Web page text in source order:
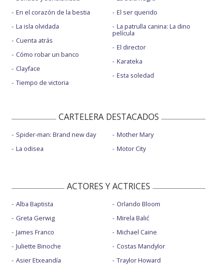
En el corazón de la bestia
La isla olvidada
Cuenta atrás
Cómo robar un banco
Clayface
Tiempo de victoria
El ser querido
La patrulla canina: La dino
película
El director
Karateka
Esta soledad
CARTELERA DESTACADOS
Spider-man: Brand new day
La odisea
Mother Mary
Motor City
ACTORES Y ACTRICES
Alba Baptista
Greta Gerwig
James Franco
Juliette Binoche
Asier Etxeandía
Orlando Bloom
Mirela Balić
Michael Caine
Costas Mandylor
Traylor Howard